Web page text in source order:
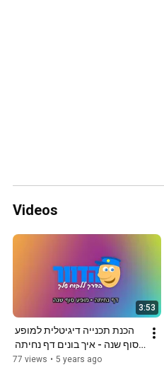
Videos
3:53
בקלות
77 views • 5 years ago